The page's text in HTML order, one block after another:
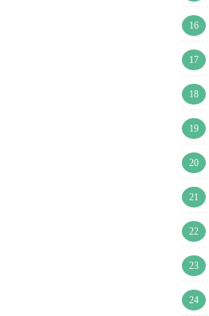
16
17
18
19
20
21
22
23
24